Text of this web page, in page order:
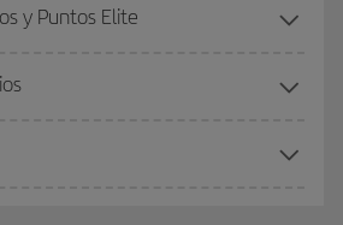
y Puntos Elite